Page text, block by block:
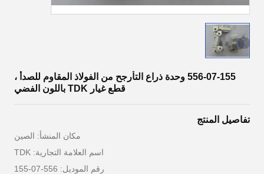
556-07-155 وحدة ذراع التأرجح من الفولاذ المقاوم للصدأ ،
قطع غيار TDK باللون الفضي
تفاصيل المنتج
مكان المنشأ: الصين
اسم العلامة التجارية: TDK
رقم الموديل: 556-07-155